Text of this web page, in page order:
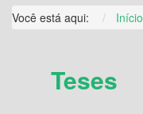
Você está aqui: Início
Teses